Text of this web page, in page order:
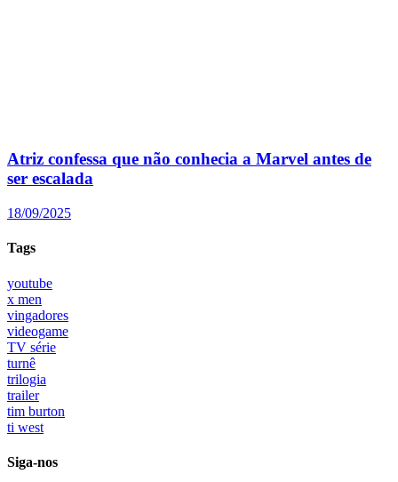
Atriz confessa que não conhecia a Marvel antes de
ser escalada
18/09/2025
Tags
youtube
x men
vingadores
videogame
TV série
turnê
trilogia
trailer
tim burton
ti west
Siga-nos